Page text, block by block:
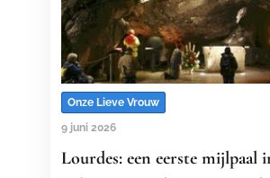
Onze Lieve Vrouw
9 juni 2026
Lourdes: een eerste mijlpaal